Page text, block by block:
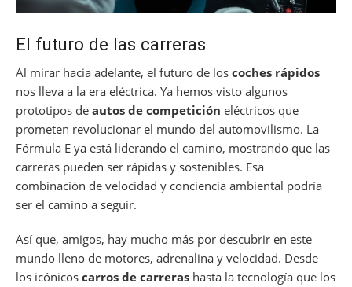
El futuro de las carreras
Al mirar hacia adelante, el futuro de los coches rápidos
nos lleva a la era eléctrica. Ya hemos visto algunos
prototipos de autos de competición eléctricos que
prometen revolucionar el mundo del automovilismo. La
Fórmula E ya está liderando el camino, mostrando que las
carreras pueden ser rápidas y sostenibles. Esa
combinación de velocidad y conciencia ambiental podría
ser el camino a seguir.
Así que, amigos, hay mucho más por descubrir en este
mundo lleno de motores, adrenalina y velocidad. Desde
los icónicos carros de carreras hasta la tecnología que los